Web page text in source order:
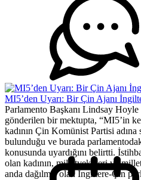
MI5’den Uyarı: Bir Çin Ajanı
Parlamento Başkanı Lindsay
gönderilen bir mektupta, “MI5’in
kadının Çin Komünist Partisi
bulunduğu ve burada
konusunda uyardığını belirtti.
olan kadının, milletvekilleri ve
anda dağılmış olan İngiltere-Çin